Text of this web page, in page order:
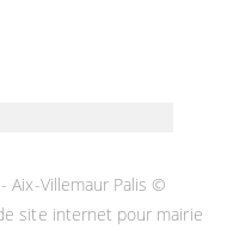
- Aix-Villemaur Palis ©
site internet pour mairie